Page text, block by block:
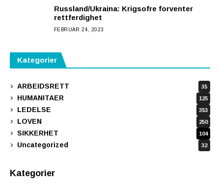
Russland/Ukraina: Krigsofre forventer
rettferdighet
FEBRUAR 24, 2023
Kategorier
ARBEIDSRETT 35
HUMANITAER 125
LEDELSE 353
LOVEN 250
SIKKERHET 104
Uncategorized 32
Kategorier